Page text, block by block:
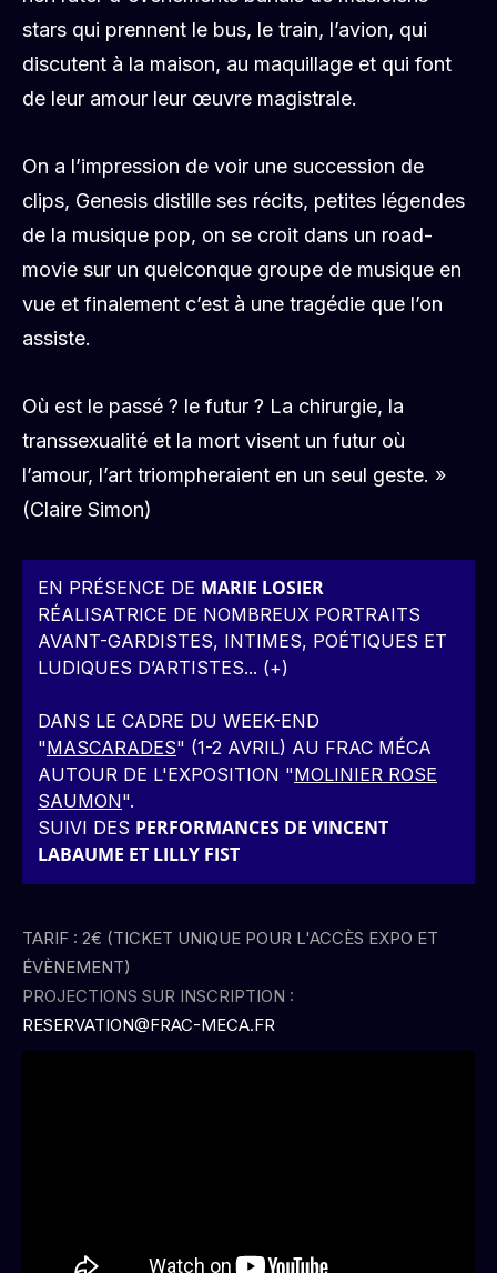
stars qui prennent le bus, le train, l’avion, qui
discutent à la maison, au maquillage et qui font
de leur amour leur œuvre magistrale.
On a l’impression de voir une succession de
clips, Genesis distille ses récits, petites légendes
de la musique pop, on se croit dans un road-
movie sur un quelconque groupe de musique en
vue et finalement c’est à une tragédie que l’on
assiste.
Où est le passé ? le futur ? La chirurgie, la
transsexualité et la mort visent un futur où
l’amour, l’art triompheraient en un seul geste. »
(Claire Simon)
EN PRÉSENCE DE MARIE LOSIER
RÉALISATRICE DE NOMBREUX PORTRAITS
AVANT-GARDISTES, INTIMES, POÉTIQUES ET
LUDIQUES D’ARTISTES... (+)
DANS LE CADRE DU WEEK-END
"MASCARADES" (1-2 AVRIL) AU FRAC MÉCA
AUTOUR DE L'EXPOSITION "MOLINIER ROSE
SAUMON".
SUIVI DES PERFORMANCES DE VINCENT
LABAUME ET LILLY FIST
TARIF : 2€ (TICKET UNIQUE POUR L'ACCÈS EXPO ET
ÉVÈNEMENT)
PROJECTIONS SUR INSCRIPTION :
RESERVATION@FRAC-MECA.FR